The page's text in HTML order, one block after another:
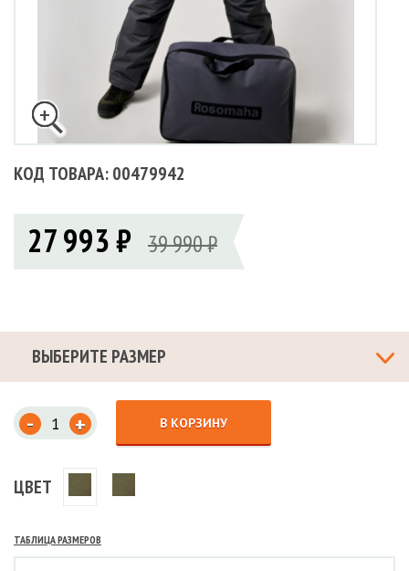
КОД ТОВАРА: 00479942
27 993 ₽ 39 990 ₽
ВЫБЕРИТЕ РАЗМЕР
- + В КОРЗИНУ
ЦВЕТ
ТАБЛИЦА РАЗМЕРОВ